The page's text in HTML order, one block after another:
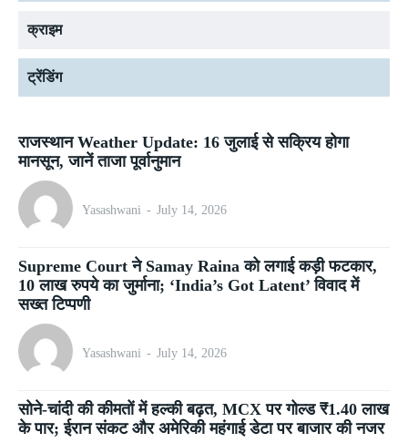
क्राइम
ट्रेंडिंग
राजस्थान Weather Update: 16 जुलाई से सक्रिय होगा
मानसून, जानें ताजा पूर्वानुमान
Yasashwani - July 14, 2026
Supreme Court ने Samay Raina को लगाई कड़ी फटकार,
10 लाख रुपये का जुर्माना; ‘India’s Got Latent’ विवाद में
सख्त टिप्पणी
Yasashwani - July 14, 2026
सोने-चांदी की कीमतों में हल्की बढ़त, MCX पर गोल्ड ₹1.40 लाख
के पार; ईरान संकट और अमेरिकी महंगाई डेटा पर बाजार की नजर